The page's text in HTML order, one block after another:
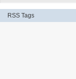
RSS Tags